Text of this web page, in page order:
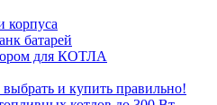
корпуса
батарей
для КОТЛА
выбрать и купить правильно!